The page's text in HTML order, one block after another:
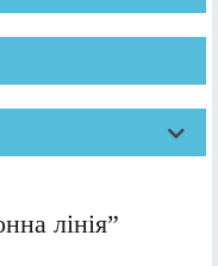
лінія”